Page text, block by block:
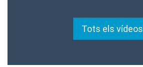
Tots els vídeos